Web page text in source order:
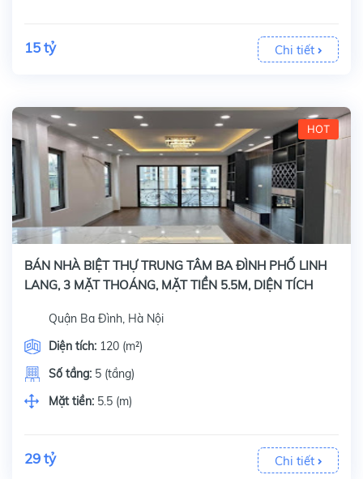
15 tỷ Chi tiết
HOT
BÁN NHÀ BIỆT THỰ TRUNG TÂM BA ĐÌNH PHỐ LINH
LANG, 3 MẶT THOÁNG, MẶT TIỀN 5.5M, DIỆN TÍCH
Quận Ba Đình, Hà Nội
Diện tích: 120 (m²)
Số tầng: 5 (tầng)
Mặt tiền: 5.5 (m)
29 tỷ Chi tiết